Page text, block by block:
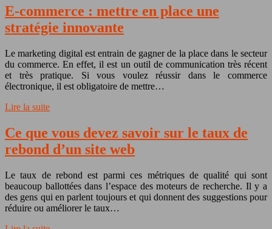
E-commerce : mettre en place une
stratégie innovante
Le marketing digital est entrain de gagner de la place dans le secteur
du commerce. En effet, il est un outil de communication très récent
et très pratique. Si vous voulez réussir dans le commerce
électronique, il est obligatoire de mettre…
Lire la suite
Ce que vous devez savoir sur le taux de
rebond d’un site web
Le taux de rebond est parmi ces métriques de qualité qui sont
beaucoup ballottées dans l’espace des moteurs de recherche. Il y a
des gens qui en parlent toujours et qui donnent des suggestions pour
réduire ou améliorer le taux…